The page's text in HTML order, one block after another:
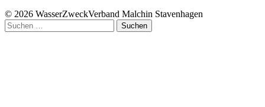
© 2026 WasserZweckVerband­ Malchin Stavenhagen